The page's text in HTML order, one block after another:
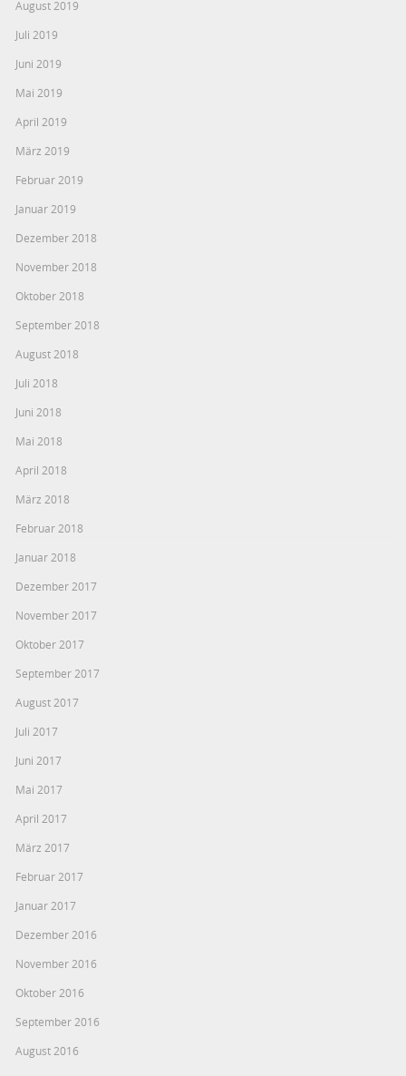
August 2019
Juli 2019
Juni 2019
Mai 2019
April 2019
März 2019
Februar 2019
Januar 2019
Dezember 2018
November 2018
Oktober 2018
September 2018
August 2018
Juli 2018
Juni 2018
Mai 2018
April 2018
März 2018
Februar 2018
Januar 2018
Dezember 2017
November 2017
Oktober 2017
September 2017
August 2017
Juli 2017
Juni 2017
Mai 2017
April 2017
März 2017
Februar 2017
Januar 2017
Dezember 2016
November 2016
Oktober 2016
September 2016
August 2016